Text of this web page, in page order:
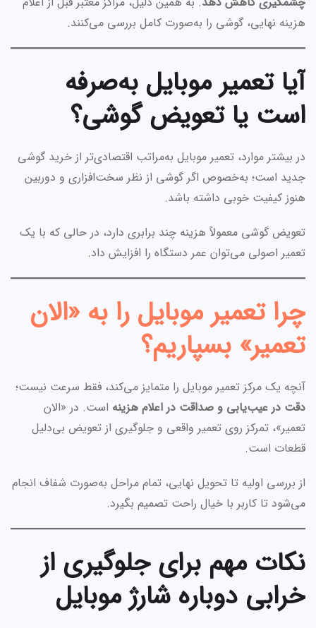
هزینه نهایی، گوشی را به‌صورت کامل بررسی می‌کنند.
آیا تعمیر موبایل به‌صرفه
است یا تعویض گوشی؟
در بیشتر موارد، تعمیر موبایل به‌مراتب اقتصادی‌تر از خرید گوشی
جدید است؛ به‌خصوص اگر گوشی از نظر سخت‌افزاری و دوربین
هنوز کیفیت خوبی داشته باشد.
تعویض گوشی معمولاً هزینه چند برابری دارد، در حالی که با یک
تعمیر اصولی می‌توان عمر دستگاه را افزایش داد.
چرا تعمیر موبایل را به «الان
تعمیر» بسپاریم؟
آنچه یک مرکز تعمیر موبایل را متمایز می‌کند، فقط سرعت نیست؛
دقت در عیب‌یابی و صداقت در اعلام هزینه است. در «الان
تعمیر»، تمرکز روی تعمیر واقعی و جلوگیری از تعویض بی‌دلیل
قطعات است.
از بررسی اولیه تا تحویل نهایی، تمام مراحل به‌صورت شفاف انجام
می‌شود تا کاربر با خیال راحت تصمیم بگیرد.
نکات مهم برای جلوگیری از
خرابی دوباره شارژ موبایل